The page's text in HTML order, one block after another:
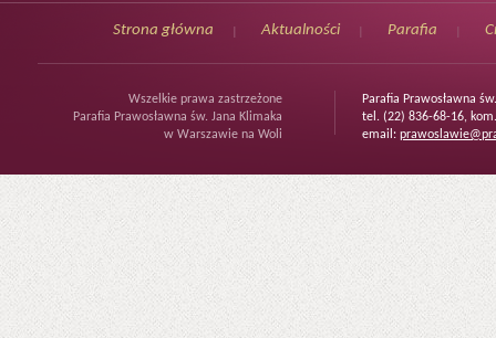
Strona główna Aktualności Parafia
Wszelkie prawa zastrzeżone
Parafia Prawosławna św. Jana Klimaka
w Warszawie na Woli
Parafia Prawosławna
tel. (22) 836-68-16,
email: